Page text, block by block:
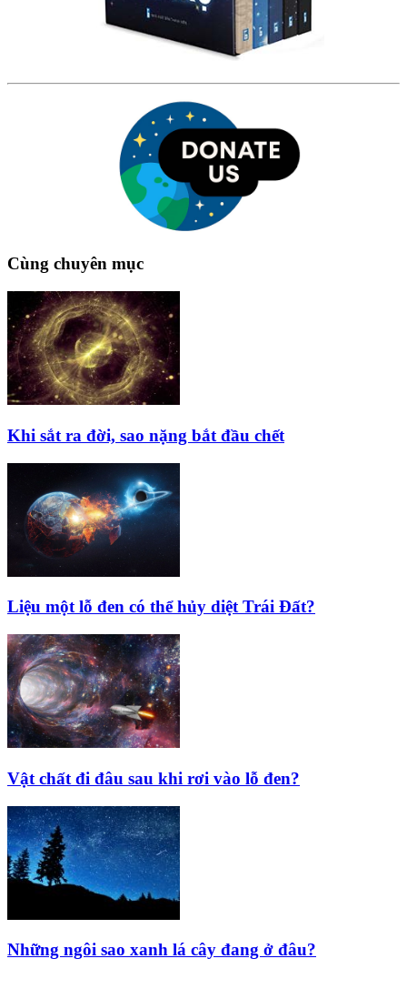
Cùng chuyên mục
Khi sắt ra đời, sao nặng bắt đầu chết
Liệu một lỗ đen có thể hủy diệt Trái Đất?
Vật chất đi đâu sau khi rơi vào lỗ đen?
Những ngôi sao xanh lá cây đang ở đâu?